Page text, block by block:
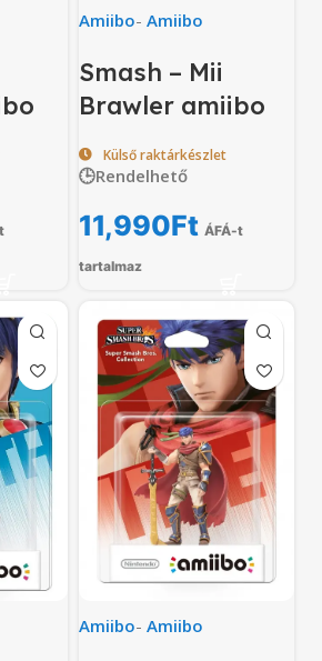
Amiibo- Amiibo
Smash – Mii
Brawler amiibo
Külső raktárkészlet
🕒Rendelhető
11,990Ft ÁFÁ-t
tartalmaz
Amiibo- Amiibo